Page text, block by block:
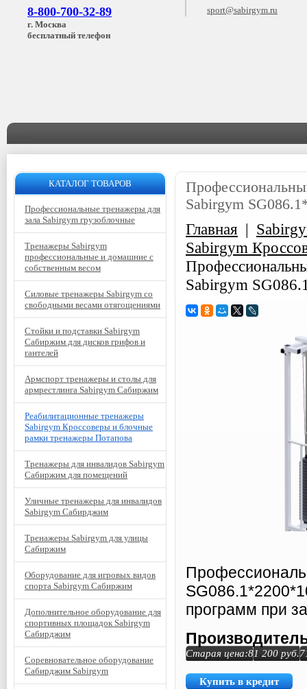
8-800-700-32-89
г. Москва
бесплатный телефон
sport@sabirgym.ru
Sabirgym
Главная |
Sabirgym
Sabirgym
программ при
Старая цена:81 200 руб.
Купить в кредит
КАТАЛОГ ТОВАРОВ
Профессиональные тренажеры для
зала Sabirgym грузоблочные
Тренажеры Sabirgym
профессиональные и домашние с
собственным весом
Силовые тренажеры Sabirgym со
свободными весами отягощениями
Стойки и подставки Sabirgym
Сабиржим для дисков грифов и
гантелей
Армспорт тренажеры и столы для
армрестлинга Sabirgym Сабиржим
Реабилитационные тренажеры
Sabirgym Кроссоверы и блочные
рамки тренажеры Потапова
Тренажеры для инвалидов Sabirgym
Сабиржим для помещений
Уличные тренажеры для инвалидов
Sabirgym Сабирджим
Тренажеры Sabirgym для улицы
Сабиржим
Оборудование для игровых видов
спорта Sabirgym Сабиржим
Дополнительное оборудование для
спортивных площадок Sabirgym
Сабирджим
Соревновательное оборудование
Сабирджим Sabirgym